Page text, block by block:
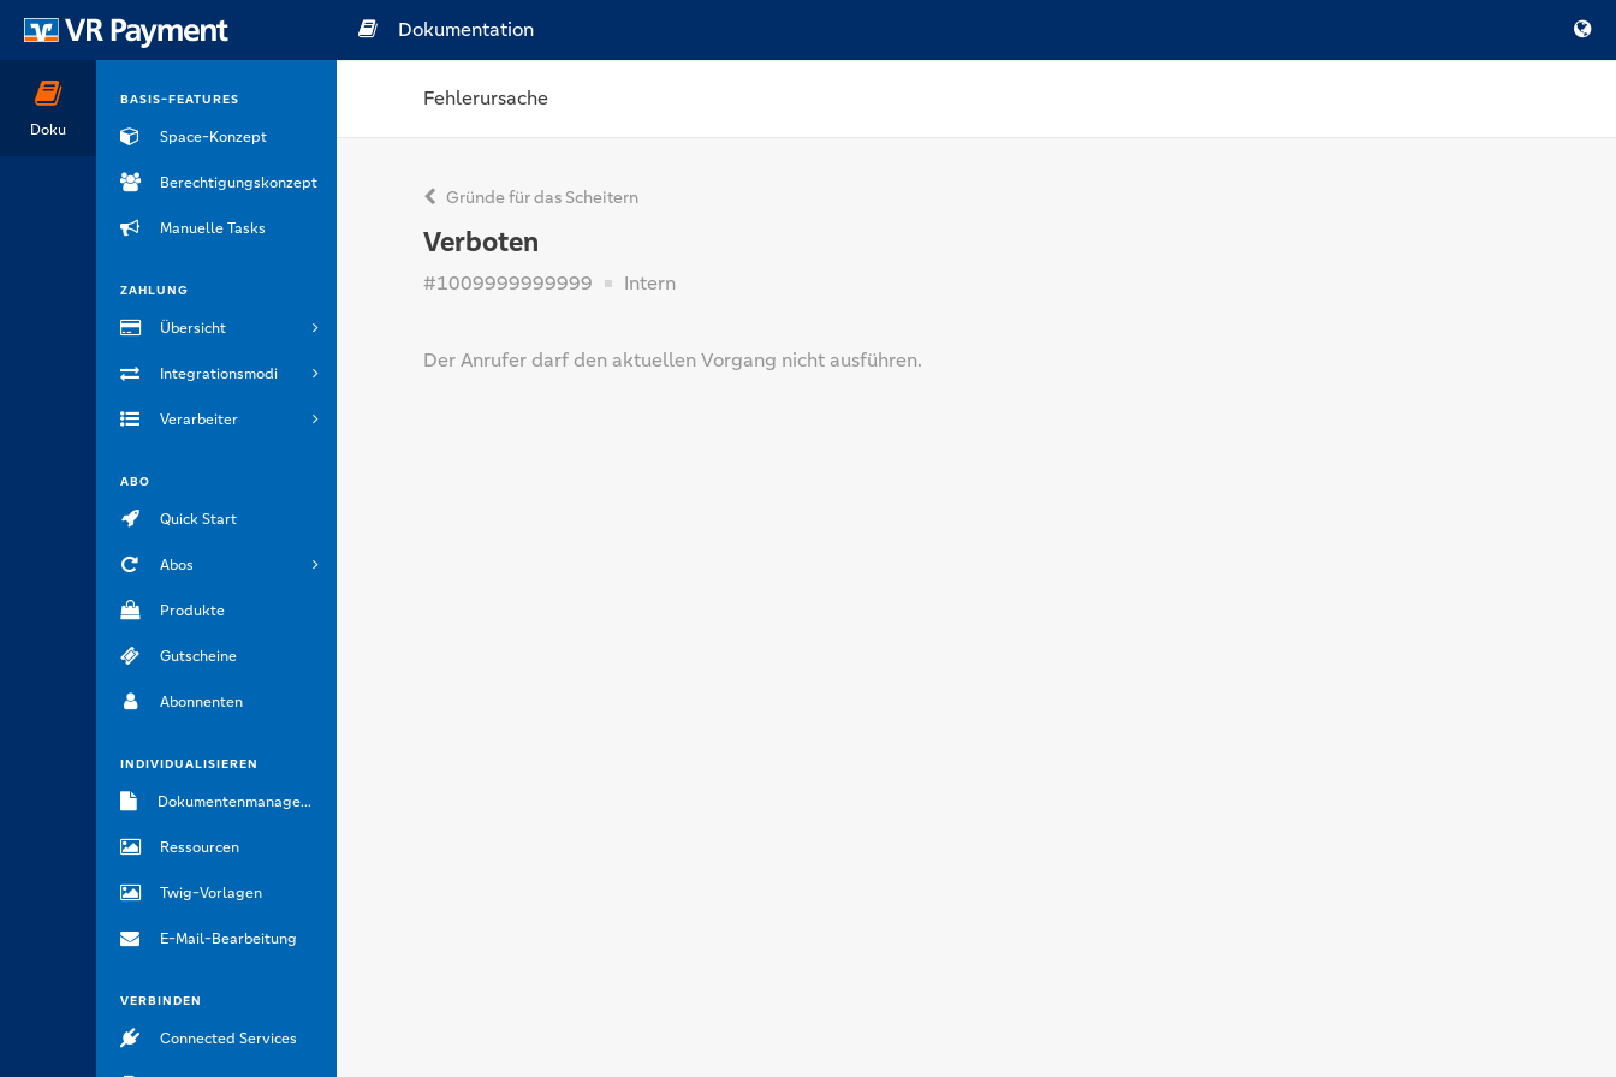
Doku
BASIS-FEATURES
Space-Konzept
Berechtigungskonzept
Manuelle Tasks
ZAHLUNG
Übersicht
Integrationsmodi
Verarbeiter
ABO
Quick Start
Abos
Produkte
Gutscheine
Abonnenten
INDIVIDUALISIEREN
Dokumentenmanagement
Ressourcen
Twig-Vorlagen
E-Mail-Bearbeitung
VERBINDEN
Connected Services
Dokumentation
Fehlerursache
Gründe für das Scheitern
Verboten
#1009999999999 Intern
Der Anrufer darf den aktuellen Vorgang nicht ausführen.